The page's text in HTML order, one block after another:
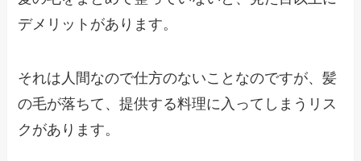
デメリットがあります。
それは人間なので仕方のないことなのですが、髪
の毛が落ちて、提供する料理に入ってしまうリス
クがあります。